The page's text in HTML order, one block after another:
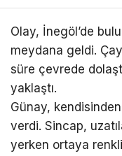
Olay, İnegöl’de
meydana geldi.
süre çevrede
yaklaştı.
Günay,
verdi. Sincap,
yerken ortaya